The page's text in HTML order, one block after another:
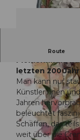
© Guidle.com
Route
Diese
Pionierinnen,
letzten 200
Man kann nur
Künstlerinnen
Jahren
beleuchtet
Schaffen, das
weit über die